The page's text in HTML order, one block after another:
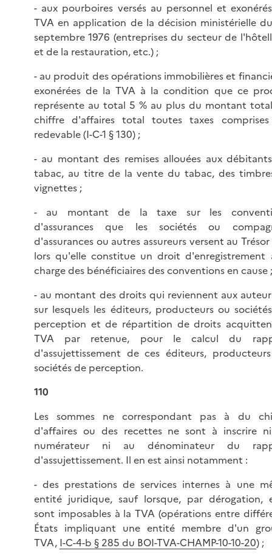
- aux pourboires versés au personnel et
TVA en application de la décision ministérielle
septembre 1976 (entreprises du secteur de
et de la restauration, etc.) ;
- au produit des opérations immobilières et
exonérées de la TVA à la condition que ce
représente au total 5 % au plus du montant
chiffre d'affaires total toutes taxes
redevable (I-C-1 § 130) ;
- au montant des remises allouées aux
tabac, au titre de la vente du tabac, des
vignettes ;
- au montant de la taxe sur les
d'assurances que les sociétés ou
d'assurances ou autres assureurs versent au
lors qu'elle constitue un droit d'enregistrement
charge des bénéficiaires des conventions en cause ;
- au montant des droits qui reviennent aux
sur lesquels les éditeurs, producteurs ou
perception et de répartition de droits
TVA par retenue, pour le calcul du
d'assujettissement de ces éditeurs,
sociétés de perception.
110
Les sommes ne correspondant pas à du
d'affaires ou des recettes ne sont à inscrire
numérateur ni au dénominateur du
d'assujettissement. Il en est ainsi notamment :
- des prestations de services internes à une
entité juridique, sauf lorsque, par dérogation,
sont imposables à la TVA (opérations entre
États impliquant une entité membre d'un
TVA, I-C-4-b § 285 du BOI-TVA-CHAMP-10-10-20) ;